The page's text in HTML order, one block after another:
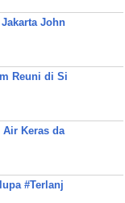
John
Reuni di Si
Air Keras da
#Terlanj